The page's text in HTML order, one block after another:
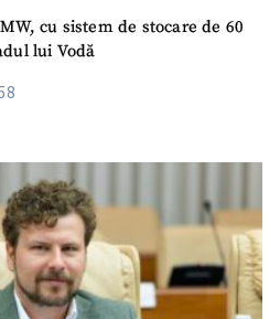
cu sistem de stocare de 60
lui Vodă